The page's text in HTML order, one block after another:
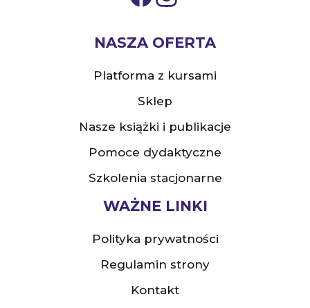
NASZA OFERTA
Platforma z kursami
Sklep
Nasze książki i publikacje
Pomoce dydaktyczne
Szkolenia stacjonarne
WAŻNE LINKI
Polityka prywatności
Regulamin strony
Kontakt